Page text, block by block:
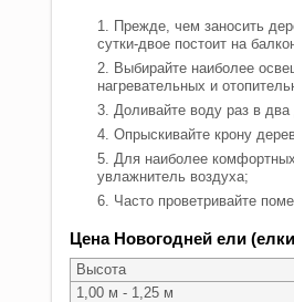
Прежде, чем заносить
сутки-двое постоит на
Выбирайте наиболее
нагревательных и
Доливайте воду раз в два
Опрыскивайте крону
Для наиболее
увлажнитель воздуха;
Часто проветривайте
Цена Новогодней ели
Высота
1,00 м - 1,25 м